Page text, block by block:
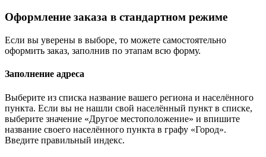
Оформление заказа в стандартном режиме
Если вы уверены в выборе, то можете самостоятельно
оформить заказ, заполнив по этапам всю форму.
Заполнение адреса
Выберите из списка название вашего региона и населённого
пункта. Если вы не нашли свой населённый пункт в списке,
выберите значение «Другое местоположение» и впишите
название своего населённого пункта в графу «Город».
Введите правильный индекс.